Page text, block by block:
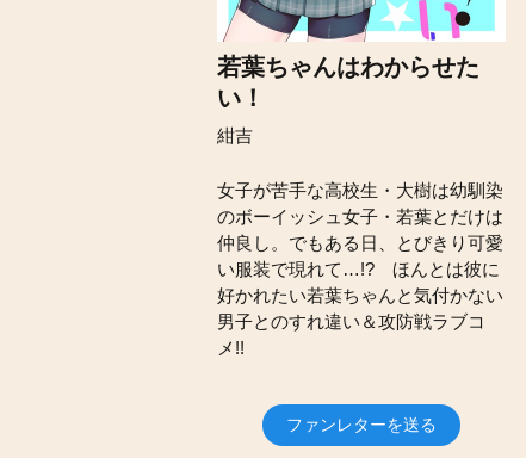
若葉ちゃんはわからせた
い！
紺吉
女子が苦手な高校生・大樹は幼馴染
のボーイッシュ女子・若葉とだけは
仲良し。でもある日、とびきり可愛
い服装で現れて…!? ほんとは彼に
好かれたい若葉ちゃんと気付かない
男子とのすれ違い＆攻防戦ラブコ
メ!!
ファンレターを送る